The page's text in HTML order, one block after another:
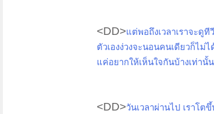
<DD>แต่พอถึงเวลาเราจะดู
ตัวเองง่วงจะนอนคนเดียวก็ไม่ไ
แค่อยากให้เห็นใจกันบ้างเท่านั้น
<DD>วันเวลาผ่านไป เราโต